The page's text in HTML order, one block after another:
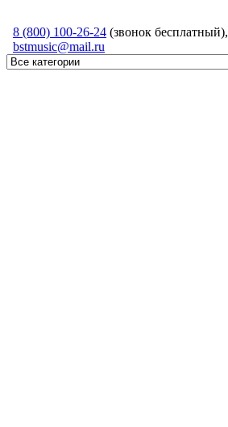
8 (800) 100-26-24 (звонок бесплатный),
bstmusic@mail.ru